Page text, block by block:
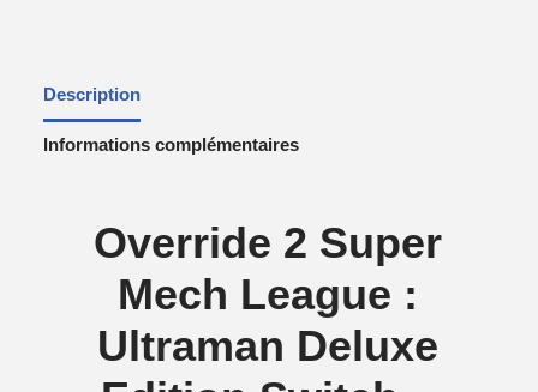
Description
Informations complémentaires
Override 2 Super
Mech League :
Ultraman Deluxe